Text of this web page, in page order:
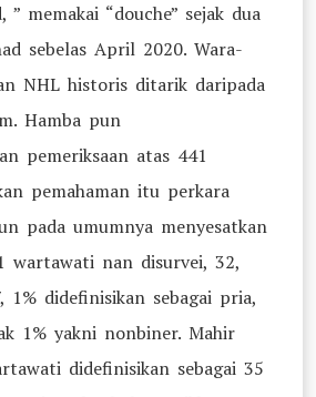
” memakai “douche” sejak dua
sebelas April 2020. Wara-
NHL historis ditarik daripada
Hamba pun
pemeriksaan atas 441
pemahaman itu perkara
pada umumnya menyesatkan
wartawati nan disurvei, 32,
1% didefinisikan sebagai pria,
1% yakni nonbiner. Mahir
didefinisikan sebagai 35